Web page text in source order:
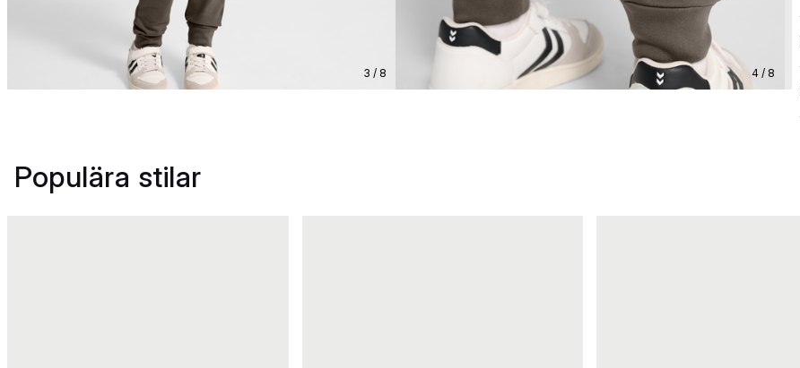
3 / 8 4 / 8
Populära stilar